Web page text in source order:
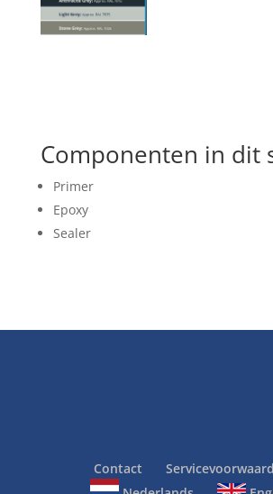
Componenten in dit
Primer
Epoxy
Sealer
Contact